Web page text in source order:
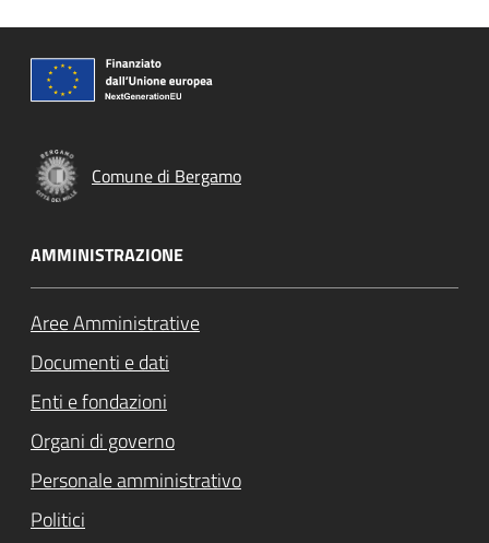
Comune di Bergamo
AMMINISTRAZIONE
Aree Amministrative
Documenti e dati
Enti e fondazioni
Organi di governo
Personale amministrativo
Politici